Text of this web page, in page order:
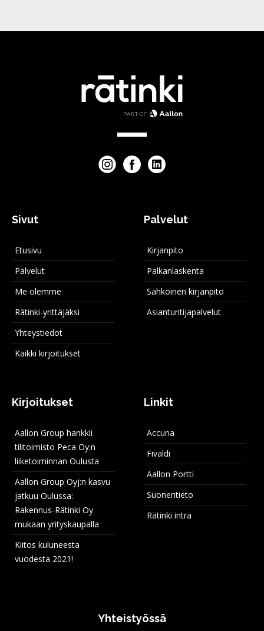
Sivut
Etusivu
Palvelut
Me olemme
Rätinki-yrittäjäksi
Yhteystiedot
Kaikki kirjoitukset
Palvelut
Kirjanpito
Palkanlaskenta
Sähköinen kirjanpito
Asiantuntijapalvelut
Kirjoitukset
Aallon Group hankkii
tilitoimisto Peca Oy:n
liiketoiminnan Oulusta
Aallon Group Oyj:n kasvu
jatkuu Oulussa:
Rakennus-Rätinki Oy
mukaan yrityskaupalla
Kiitos kuluneesta
vuodesta 2021!
Linkit
Accuna
Fivaldi
Aallon Portti
Suonentieto
Rätinki intra
Yhteistyössä